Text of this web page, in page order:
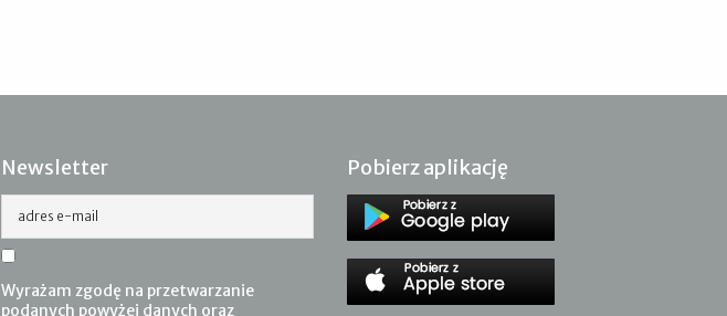
Newsletter
adres e-mail
Wyrażam zgodę na przetwarzanie
podanych powyżej danych oraz
Pobierz aplikację